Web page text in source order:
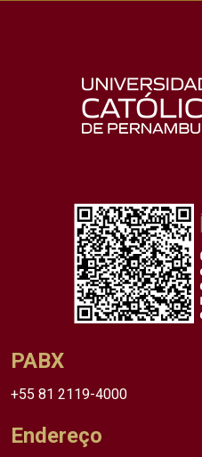
PABX
+55 81 2119-4000
Endereço